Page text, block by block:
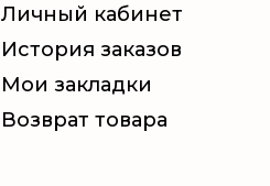
Личный кабинет
История заказов
Мои закладки
Возврат товара